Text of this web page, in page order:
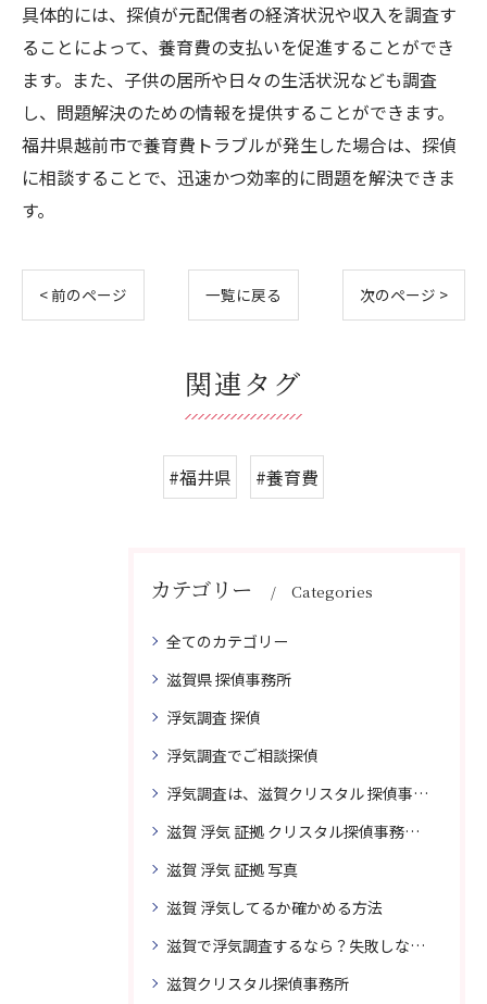
具体的には、探偵が元配偶者の経済状況や収入を調査す
ることによって、養育費の支払いを促進することができ
ます。また、子供の居所や日々の生活状況なども調査
し、問題解決のための情報を提供することができます。
福井県越前市で養育費トラブルが発生した場合は、探偵
に相談することで、迅速かつ効率的に問題を解決できま
す。
< 前のページ 一覧に戻る 次のページ >
関連タグ
#福井県 #養育費
カテゴリー Categories
全てのカテゴリー
滋賀県 探偵事務所
浮気調査 探偵
浮気調査でご相談探偵
浮気調査は、滋賀クリスタル 探偵事務所はご相談
滋賀 浮気 証拠 クリスタル探偵事務所 相談 無料
滋賀 浮気 証拠 写真
滋賀 浮気してるか確かめる方法
滋賀で浮気調査するなら？失敗しない探偵の選び方
滋賀クリスタル探偵事務所